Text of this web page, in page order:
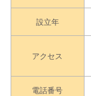
設立年
アクセス
電話番号